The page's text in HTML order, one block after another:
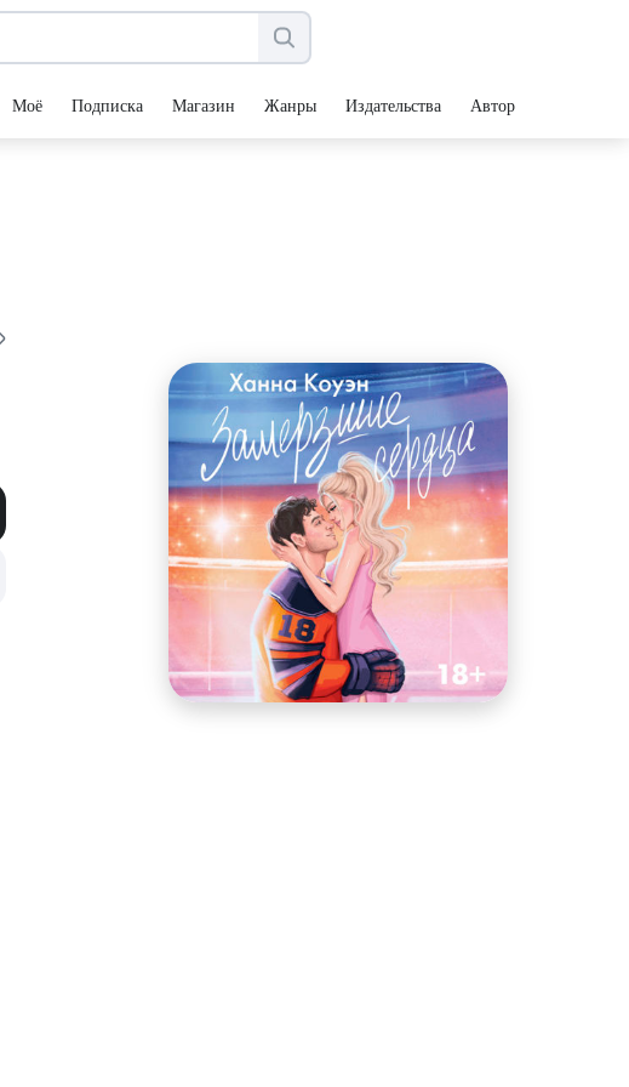
Моё Подписка Магазин Жанры Издательства Авторы